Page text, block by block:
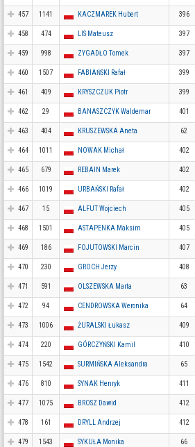
457 1141 KACZMAREK Hubert 396
458 474 LIS Mateusz 397
459 998 ZYGADŁO Tomek 397
460 1507 FABIAŃSKI Rafał 399
461 409 KRYSZCZUK Piotr 399
462 29 BANASZCZYK Waldemar 401
463 404 KRUSZEWSKA Aneta 62
464 1011 NOWAK Michał 402
465 679 REBAIN Marek 402
466 1019 URBAŃSKI Rafał 402
467 15 ALFUT Wojciech 405
468 1501 ASTAPENKA Maksim 405
469 186 FOJUTOWSKI Marcin 407
470 230 GROCH Jerzy 408
471 591 OLSZEWSKA Marta 63
472 94 CENDROWSKA Weronika 64
473 1006 ŻURALSKI Łukasz 409
474 220 GÓRCZYŃSKI Kamil 410
475 1542 SURMIŃSKA Aleksandra 65
476 810 SYNAK Henryk 411
477 1075 BROSZ Dawid 412
478 161 DRYLL Andrzej 412
479 1543 SYKUŁA Monika 66